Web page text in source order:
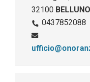
32100 BELLUNO
0437852088